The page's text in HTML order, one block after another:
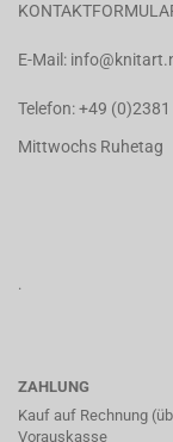
E-Mail:
Telefon:+49
Mittwochs Ruhetag
.
ZAHLUNG
Kauf auf Rechnung
Vorauskasse